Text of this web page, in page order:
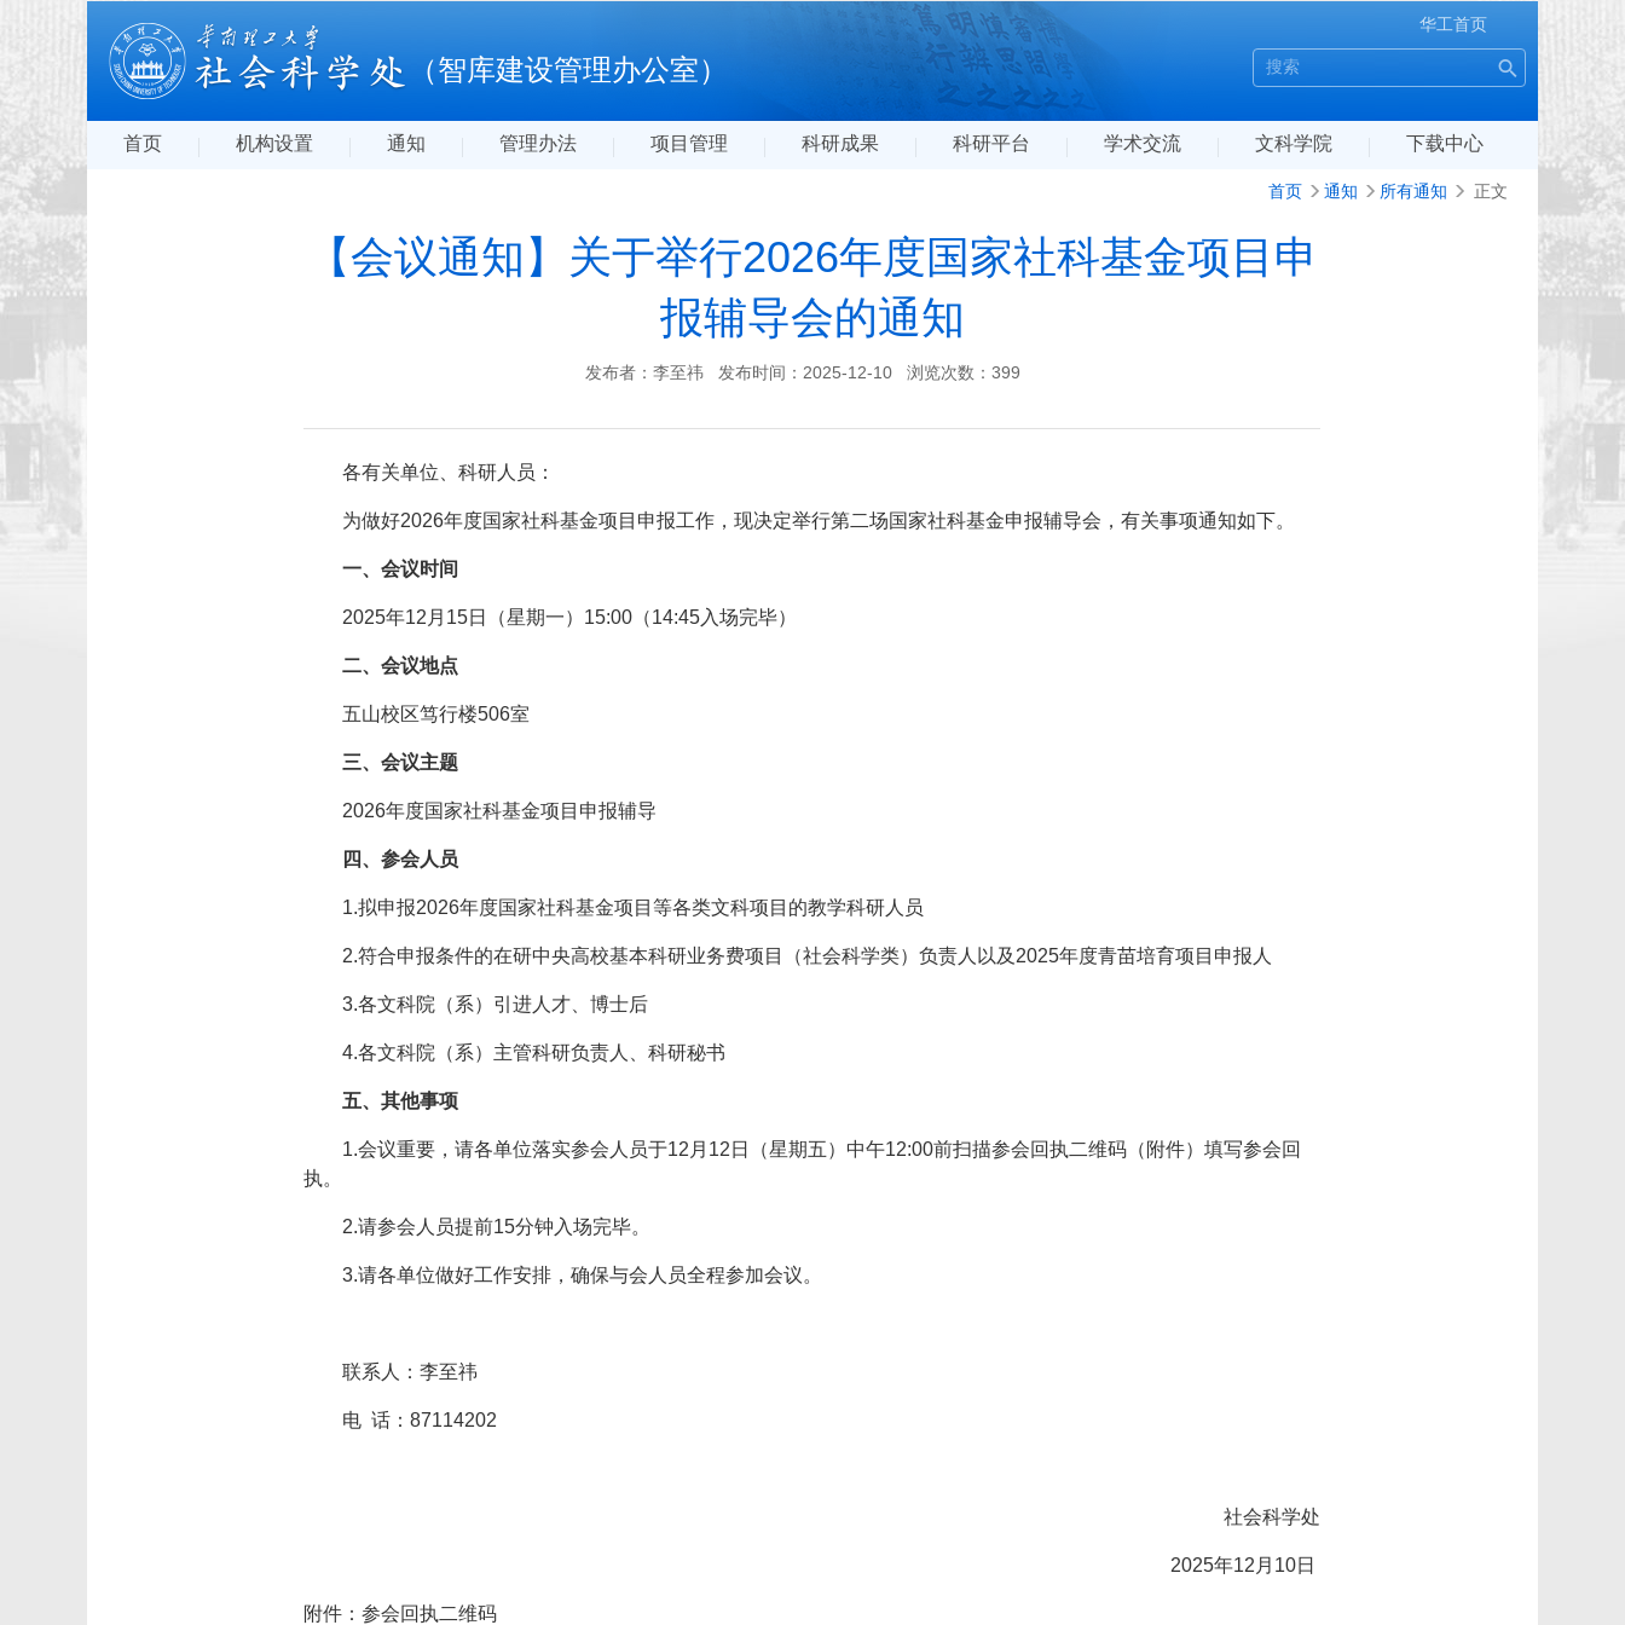
（智库建设管理办公室）
华工首页
首页 机构设置 通知 管理办法 项目管理 科研成果 科研平台 学术交流 文科学院 下载中心
首页 通知 所有通知 正文
【会议通知】关于举行2026年度国家社科基金项目申
报辅导会的通知
发布者：李至祎 发布时间：2025-12-10 浏览次数： 399
各有关单位、科研人员：
为做好2026年度国家社科基金项目申报工作，现决定举行第二场国家社科基金申报辅导会，有关事项通知如下。
一、会议时间
2025年12月15日（星期一）15:00（14:45入场完毕）
二、会议地点
五山校区笃行楼506室
三、会议主题
2026年度国家社科基金项目申报辅导
四、参会人员
1.拟申报2026年度国家社科基金项目等各类文科项目的教学科研人员
2.符合申报条件的在研中央高校基本科研业务费项目（社会科学类）负责人以及2025年度青苗培育项目申报人
3.各文科院（系）引进人才、博士后
4.各文科院（系）主管科研负责人、科研秘书
五、其他事项
1.会议重要，请各单位落实参会人员于12月12日（星期五）中午12:00前扫描参会回执二维码（附件）填写参会回
执。
2.请参会人员提前15分钟入场完毕。
3.请各单位做好工作安排，确保与会人员全程参加会议。
联系人：李至祎
电 话：87114202
社会科学处
2025年12月10日
附件：参会回执二维码